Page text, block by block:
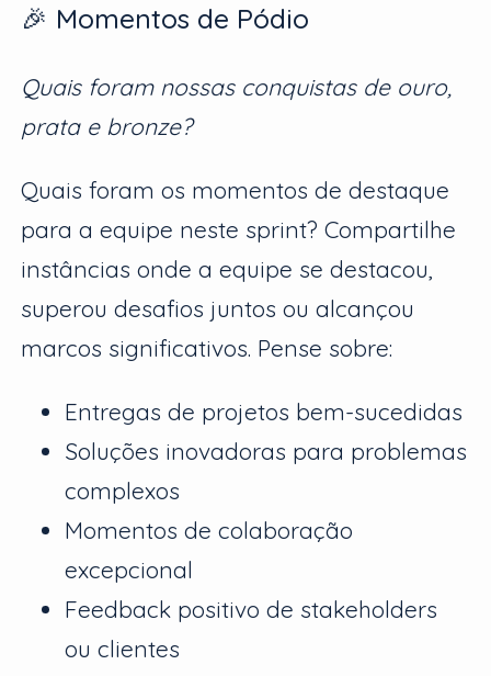
🎉 Momentos de Pódio
Quais foram nossas conquistas de ouro,
prata e bronze?
Quais foram os momentos de destaque
para a equipe neste sprint? Compartilhe
instâncias onde a equipe se destacou,
superou desafios juntos ou alcançou
marcos significativos. Pense sobre:
Entregas de projetos bem-sucedidas
Soluções inovadoras para problemas
complexos
Momentos de colaboração
excepcional
Feedback positivo de stakeholders
ou clientes